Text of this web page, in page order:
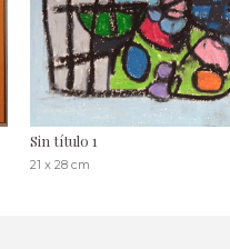
Sin título 1
21 x 28 cm